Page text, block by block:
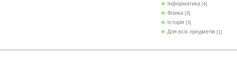
Інформатика [4]
Фізика [3]
Історія [3]
Для всіх предметів [1]